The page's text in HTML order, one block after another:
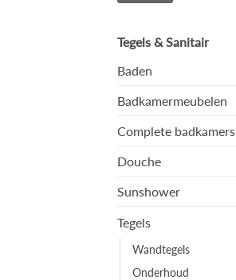
Tegels & Sanitair
Baden
Badkamermeubelen
Complete badkamers
Douche
Sunshower
Tegels
Wandtegels
Onderhoud